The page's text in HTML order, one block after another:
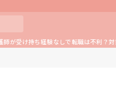
師が受け持ち経験なしで転職は不利？対